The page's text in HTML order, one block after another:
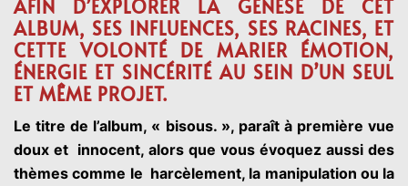
AFIN D’EXPLORER LA GENÈSE DE CET
ALBUM, SES INFLUENCES, SES RACINES, ET
CETTE VOLONTÉ DE MARIER ÉMOTION,
ÉNERGIE ET SINCÉRITÉ AU SEIN D’UN SEUL
ET MÊME PROJET.
Le titre de l’album, « bisous. », paraît à première vue
doux et innocent, alors que vous évoquez aussi des
thèmes comme le harcèlement, la manipulation ou la